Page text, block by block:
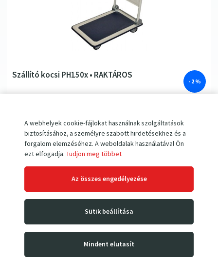
A webhelyek cookie-fájlokat használnak szolgáltatások
biztosításához, a személyre szabott hirdetésekhez és a
forgalom elemzéséhez. A weboldalak használatával Ön
ezt elfogadja. Tudjon meg többet
Az összes engedélyezése
Sütik beállítása
Mindent elutasít
Szállító kocsi PH150x • RAKTÁROS
teherbírás 150 kg
gumi kerekek
platform mérete 720 × 470 mm
2 forgó görgő
könnyen tárolható és hordozható
- 2 %
300
800Ft